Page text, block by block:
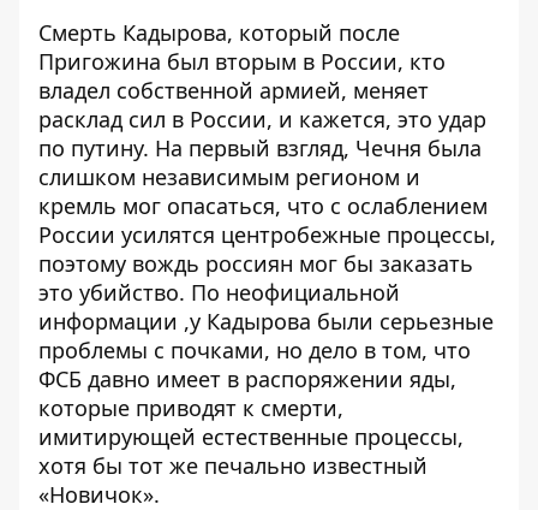
Смерть Кадырова, который после
Пригожина был вторым в России, кто
владел собственной армией, меняет
расклад сил в России, и кажется, это удар
по путину. На первый взгляд, Чечня была
слишком независимым регионом и
кремль мог опасаться, что с ослаблением
России усилятся центробежные процессы,
поэтому вождь россиян мог бы заказать
это убийство. По неофициальной
информации ,у Кадырова были серьезные
проблемы с почками, но дело в том, что
ФСБ давно имеет в распоряжении яды,
которые приводят к смерти,
имитирующей естественные процессы,
хотя бы тот же печально известный
«Новичок».